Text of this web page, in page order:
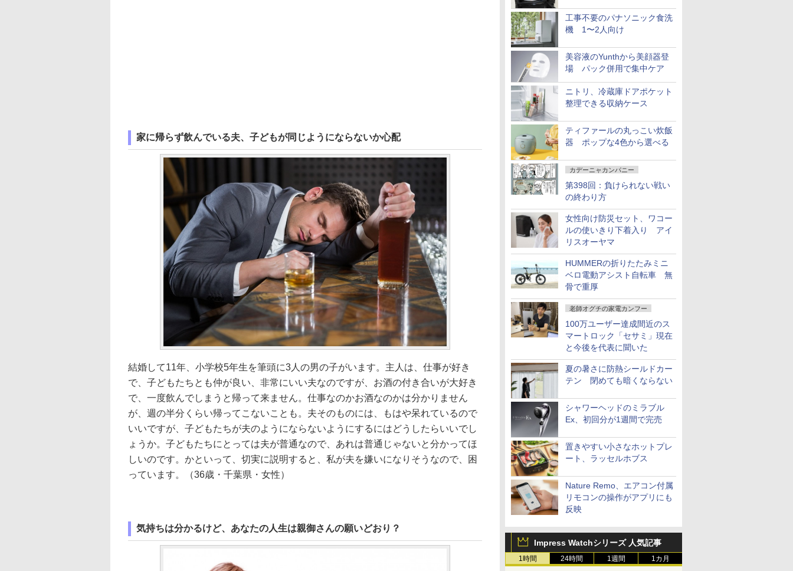
工事不要のパナソニック食洗
機 1〜2人向け
美容液のYunthから美顔器登
場 パック併用で集中ケア
ニトリ、冷蔵庫ドアポケット
整理できる収納ケース
ティファールの丸っこい炊飯
器 ポップな4色から選べる
カデーニャカンパニー
第398回：負けられない戦い
の終わり方
女性向け防災セット、ワコー
ルの使いきり下着入り アイ
リスオーヤマ
HUMMERの折りたたみミニ
ベロ電動アシスト自転車 無
骨で重厚
老師オグチの家電カンフー
100万ユーザー達成間近のス
マートロック「セサミ」現在
と今後を代表に聞いた
夏の暑さに防熱シールドカー
テン 閉めても暗くならない
シャワーヘッドのミラブル
Ex、初回分が1週間で完売
置きやすい小さなホットプレ
ート、ラッセルホブス
Nature Remo、エアコン付属
リモコンの操作がアプリにも
反映
Impress Watchシリーズ 人気記事
1時間 24時間 1週間 1カ月
家に帰らず飲んでいる夫、子どもが同じようにならないか心配
結婚して11年、小学校5年生を筆頭に3人の男の子がいます。主人は、仕事が好き
で、子どもたちとも仲が良い、非常にいい夫なのですが、お酒の付き合いが大好き
で、一度飲んでしまうと帰って来ません。仕事なのかお酒なのかは分かりません
が、週の半分くらい帰ってこないことも。夫そのものには、もはや呆れているので
いいですが、子どもたちが夫のようにならないようにするにはどうしたらいいでし
ょうか。子どもたちにとっては夫が普通なので、あれは普通じゃないと分かってほ
しいのです。かといって、切実に説明すると、私が夫を嫌いになりそうなので、困
っています。（36歳・千葉県・女性）
気持ちは分かるけど、あなたの人生は親御さんの願いどおり？